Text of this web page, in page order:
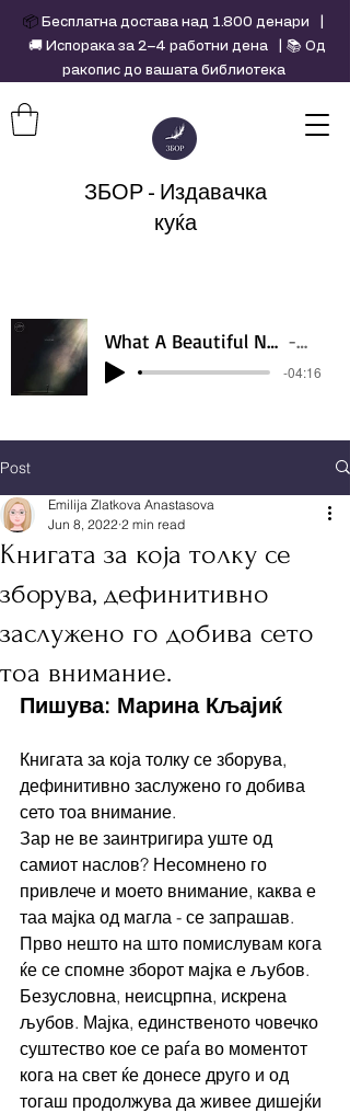
ЗБОР - Издавачка
куќа
What A Beautiful Name - Hillsong - Violin cover by Daniel Jang Artist
-04:16
📦 Бесплатна достава над 1.800 денари |
🚚 Испорака за 2–4 работни дена | 📚 Од
ракопис до вашата библиотека
Post
Книгата за која толку се
зборува, дефинитивно
заслужено го добива сето
тоа внимание.
Emilija Zlatkova Anastasova
Jun 8, 2022 2 min read
Пишува: Марина Кљајиќ
Книгата за која толку се зборува,
дефинитивно заслужено го добива
сето тоа внимание.
Зар не ве заинтригира уште од
самиот наслов? Несомнено го
привлече и моето внимание, каква е
таа мајка од магла - се запрашав.
Прво нешто на што помислувам кога
ќе се спомне зборот мајка е љубов.
Безусловна, неисцрпна, искрена
љубов. Мајка, единственото човечко
суштество кое се раѓа во моментот
кога на свет ќе донесе друго и од
тогаш продолжува да живее дишејќи